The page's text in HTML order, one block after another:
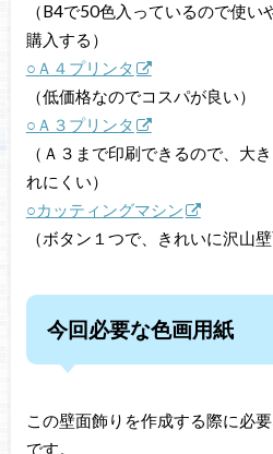
（B4で50色入っているので使い
購入する）
○Ａ４プリンタ
（低価格なのでコスパが良い）
○Ａ３プリンタ
（Ａ３まで印刷できるので、大
れにくい）
○カッティングマシン
（ボタン１つで、きれいに沢山
今回必要な色画用紙
この壁面飾りを作成する際に必
です。